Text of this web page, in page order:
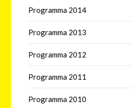
Programma 2014
Programma 2013
Programma 2012
Programma 2011
Programma 2010